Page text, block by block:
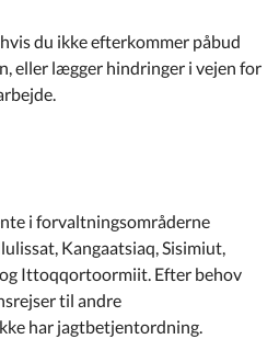
du ikke efterkommer påbud
eller lægger hindringer i vejen for
i forvaltningsområderne
Kangaatsiaq, Sisimiut,
Ittoqqortoormiit. Efter behov
til andre
har jagtbetjentordning.